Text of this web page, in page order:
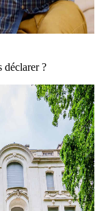
déclarer ?